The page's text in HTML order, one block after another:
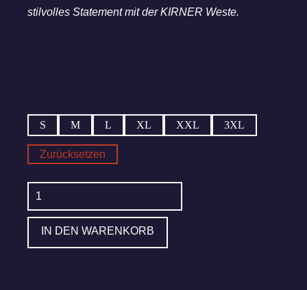
stilvolles Statement mit der KIRNER Weste.
S M L XL XXL 3XL
Zurücksetzen
KIRNER
Weste
MengeIN DEN WARENKORB